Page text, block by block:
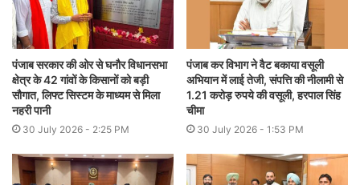
पंजाब सरकार की ओर से घनौर विधानसभा
क्षेत्र के 42 गांवों के किसानों को बड़ी
सौगात, लिफ्ट सिस्टम के माध्यम से मिला
नहरी पानी
30 July 2026 - 2:25 PM
पंजाब कर विभाग ने वैट बकाया वसूली
अभियान में लाई तेजी, संपत्ति की नीलामी से
1.21 करोड़ रुपये की वसूली, हरपाल सिंह
चीमा
30 July 2026 - 1:53 PM